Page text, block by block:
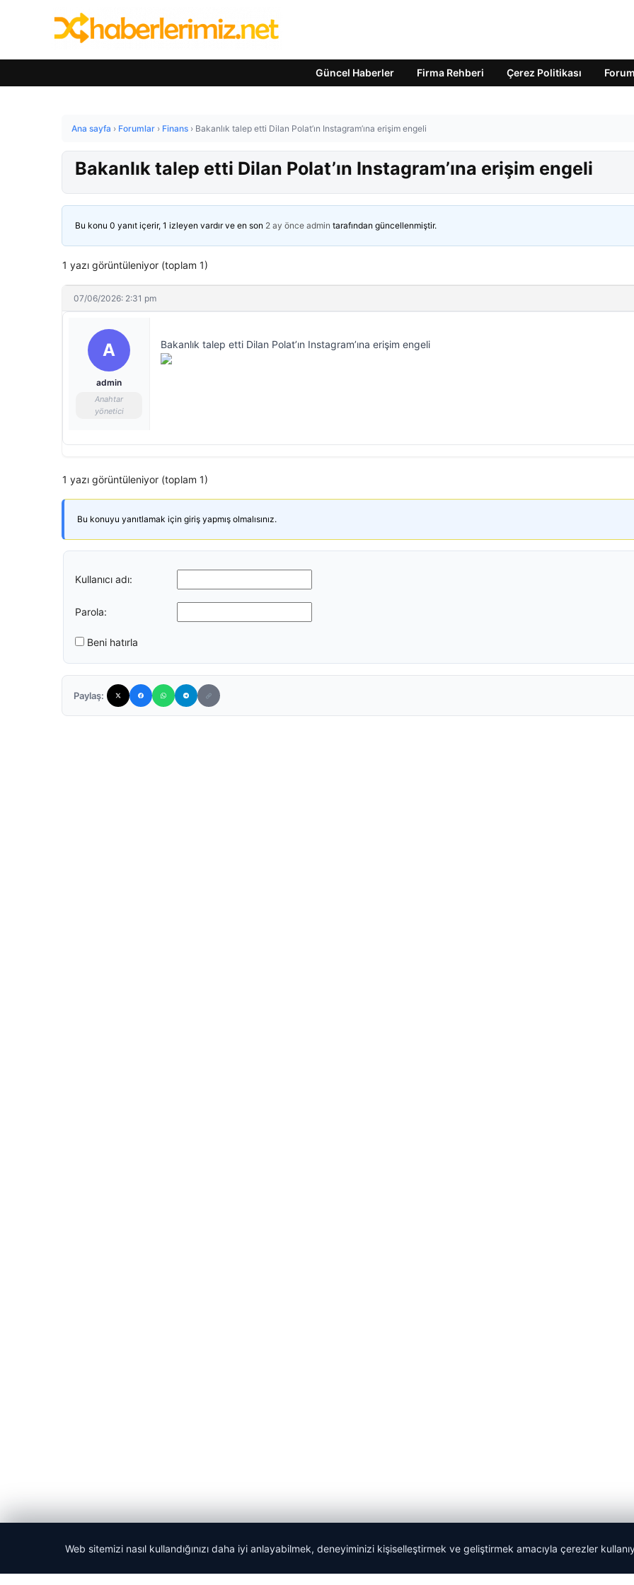
Güncel Haberler Firma Rehberi Çerez Politikası Forum
Ana sayfa › Forumlar › Finans › Bakanlık talep etti Dilan Polat’ın Instagram’ına erişim engeli
Bakanlık talep etti Dilan Polat’ın Instagram’ına erişim engeli
Bu konu 0 yanıt içerir, 1 izleyen vardır ve en son 2 ay önce admin tarafından güncellenmiştir.
1 yazı görüntüleniyor (toplam 1)
07/06/2026: 2:31 pm
A
admin
Anahtar
yönetici
Bakanlık talep etti Dilan Polat’ın Instagram’ına erişim engeli
1 yazı görüntüleniyor (toplam 1)
Bu konuyu yanıtlamak için giriş yapmış olmalısınız.
Kullanıcı adı:
Parola:
Beni hatırla
Paylaş:
© 2026 Haberlerimiz – Güncel Haberler
Web sitemizi nasıl kullandığınızı daha iyi anlayabilmek, deneyiminizi kişiselleştirmek ve geliştirmek amacıyla çerezler